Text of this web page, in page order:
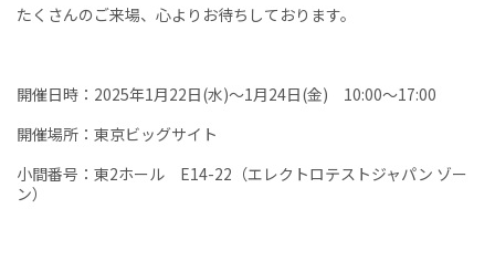
たくさんのご来場、心よりお待ちしております。
開催日時：2025年1月22日(水)～1月24日(金) 10:00～17:00
開催場所：東京ビッグサイト
小間番号：東2ホール E14-22（エレクトロテストジャパン ゾー
ン）